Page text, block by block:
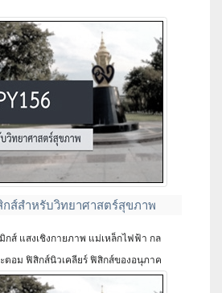
กส์สำหรับวิทยาศาสตร์สุขภาพ
กส์ แสงเชิงกายภาพ แม่เหล็กไฟฟ้า กล
อม ฟิสิกส์นิวเคลียร์ ฟิสิกส์ของอนุภาค